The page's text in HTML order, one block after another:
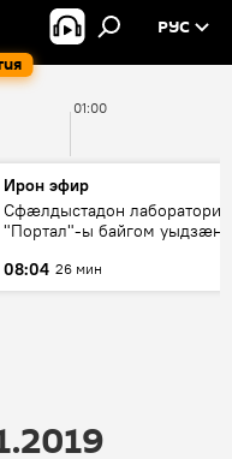
РУС
01:00
Ирон эфир
Сфæлдыстадон лаборатори
"Портал"-ы байгом уыдзæн
Æхсары куыстыты равдыст
08:04 26 мин